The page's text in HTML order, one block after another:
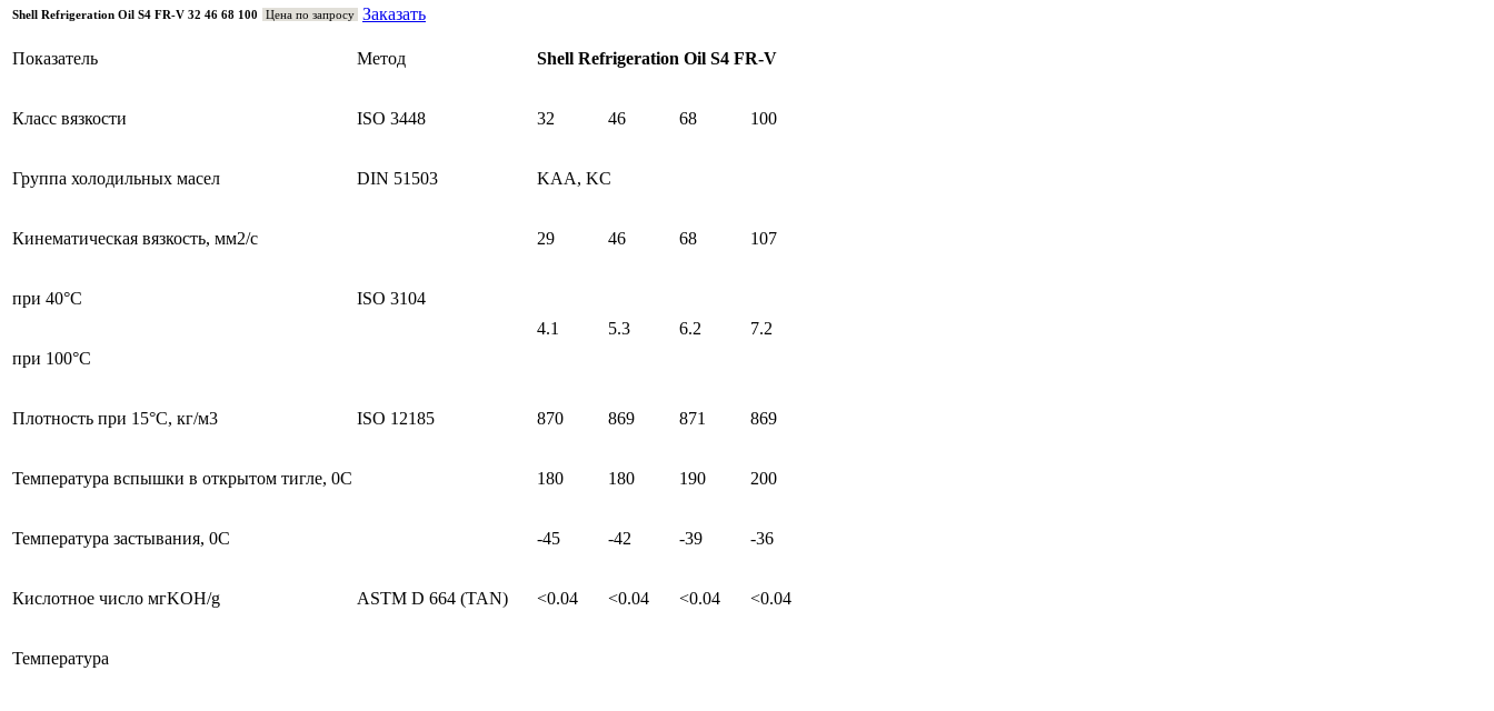
Shell Refrigeration Oil S4 FR-V 32 46 68 100 Цена по запросу Заказать
Показатель Метод Shell Refrigeration Oil S4 FR-V
Класс вязкости ISO 3448 32 46 68 100
Группа холодильных масел DIN 51503 KAA, KC
Кинематическая вязкость, мм2/с
ISO 3104
29 46 68 107
при 40°C
4.1
5.3 6.2
7.2
при 100°C
Плотность при 15°C, кг/м3 ISO 12185 870 869 871 869
Температура вспышки в открытом тигле, 0С 180 180 190 200
Температура застывания, 0С -45 -42 -39 -36
Кислотное число мгKOH/g ASTM D 664 (TAN) <0.04 <0.04 <0.04 <0.04
Температура